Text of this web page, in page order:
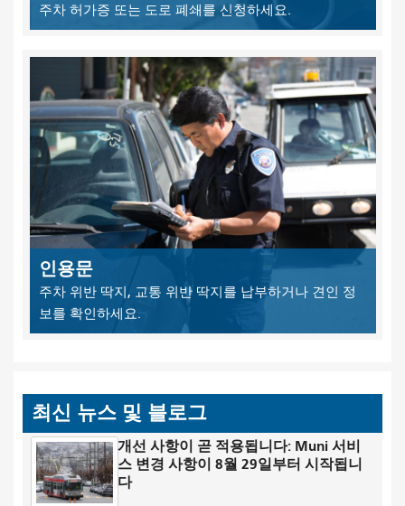
주차 허가증 또는 도로 폐쇄를 신청하세요.
인용문
주차 위반 딱지, 교통 위반 딱지를 납부하거나 견인 정
보를 확인하세요.
최신 뉴스 및 블로그
개선 사항이 곧 적용됩니다: Muni 서비
스 변경 사항이 8월 29일부터 시작됩니
다